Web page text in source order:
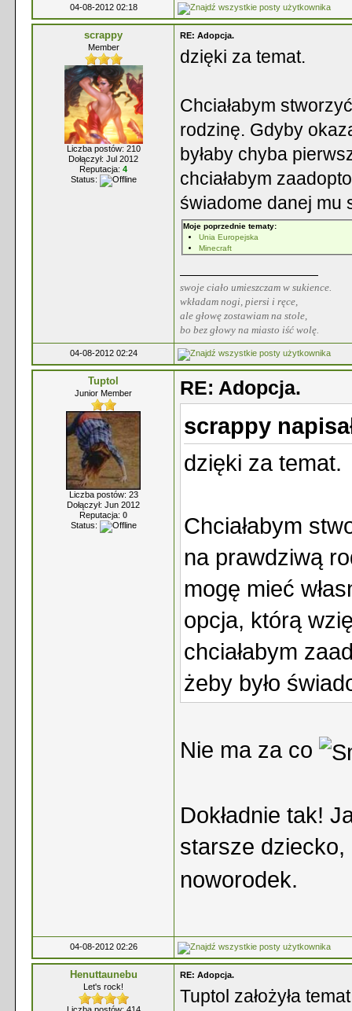
04-08-2012 02:18
scrappy
Member
Liczba postów: 210
Dołączył: Jul 2012
Reputacja: 4
Status:
RE: Adopcja.
dzięki za temat.
Chciałabym
rodzinę. Gdyby
byłaby chyba
chciałabym
świadome danej mu
Moje poprzednie tematy:
Unia Europejska
Minecraft
swoje ciało umieszczam w sukience.
wkładam nogi, piersi i ręce,
ale głowę zostawiam na stole,
bo bez głowy na miasto iść wolę.
04-08-2012 02:24
Tuptol
Junior Member
Liczba postów: 23
Dołączył: Jun 2012
Reputacja: 0
Status:
RE: Adopcja.
scrappy
dzięki za temat.
Chciałabym
na prawdziwą
mogę mieć
opcja, którą
chciałabym
żeby było
Nie ma za co
Dokładnie tak!
starsze dziecko,
noworodek.
04-08-2012 02:26
Henuttaunebu
Let's rock!
RE: Adopcja.
Tuptol założyła